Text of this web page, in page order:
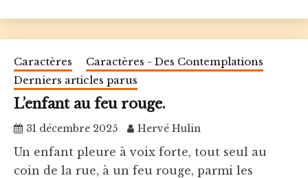
Caractères
Caractères - Des Contemplations
Derniers articles parus
L’enfant au feu rouge.
31 décembre 2025 Hervé Hulin
Un enfant pleure à voix forte, tout seul au
coin de la rue, à un feu rouge, parmi les